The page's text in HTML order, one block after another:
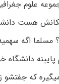
هست
دانشگاه
با هم ۱۶ نفر میگیره